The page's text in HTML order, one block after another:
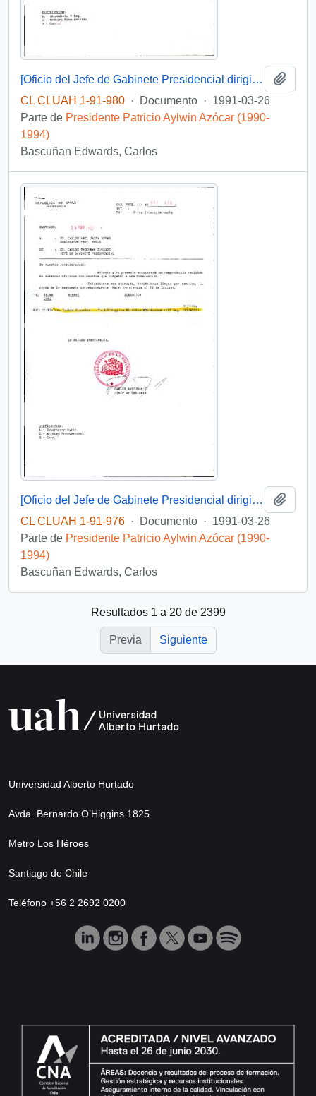
[Oficio del Jefe de Gabinete Presidencial dirigido al Intendente de Valparaíso]
CL CLUAH 1-91-980 · Documento · 1991-03-26
Parte de Presidente Patricio Aylwin Azócar (1990-
1994)
Bascuñan Edwards, Carlos
[Oficio del Jefe de Gabinete Presidencial dirigido al Gobernador Provincial de Ñuble]
CL CLUAH 1-91-976 · Documento · 1991-03-26
Parte de Presidente Patricio Aylwin Azócar (1990-
1994)
Bascuñan Edwards, Carlos
Resultados 1 a 20 de 2399
Previa Siguiente
Universidad Alberto Hurtado
Avda. Bernardo O’Higgins 1825
Metro Los Héroes
Santiago de Chile
Teléfono +56 2 2692 0200